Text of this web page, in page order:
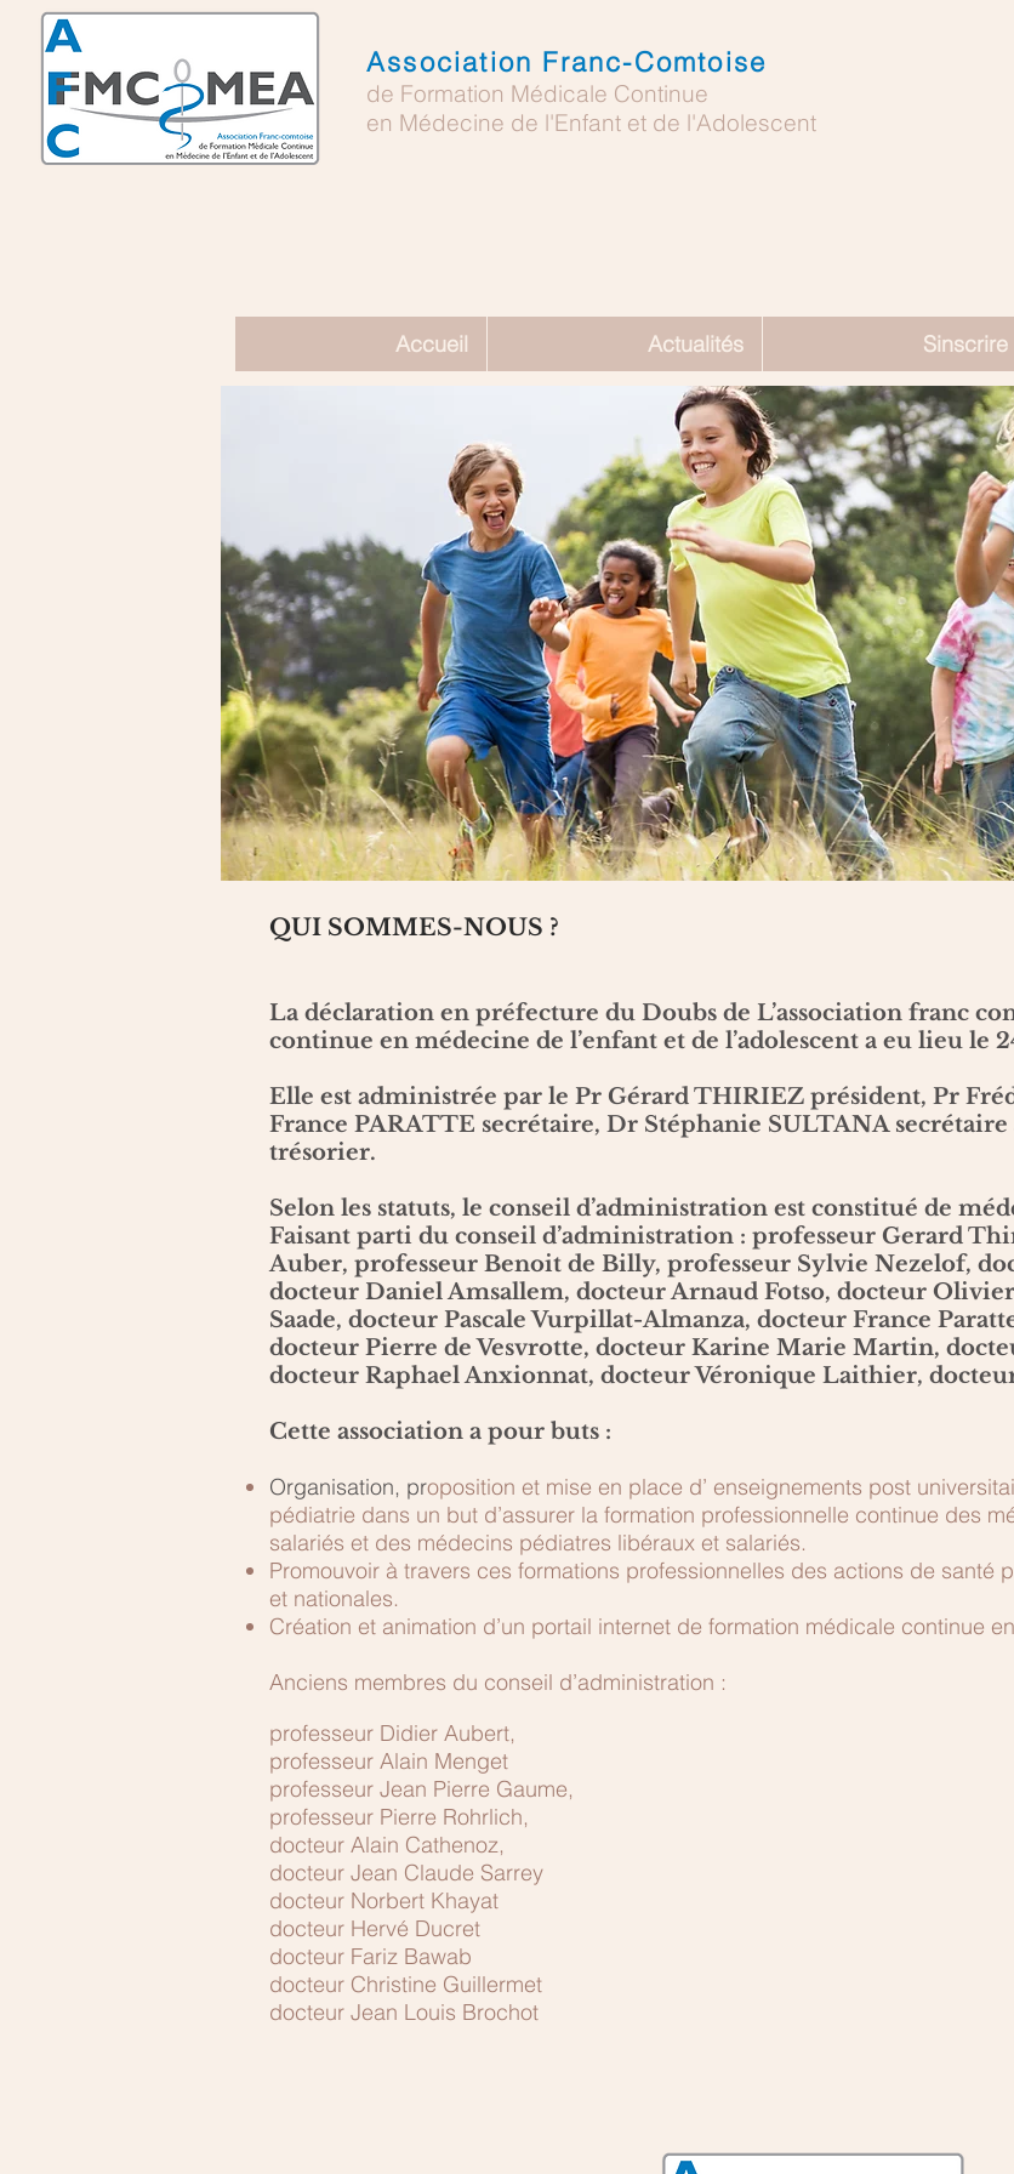
Association Franc-Comtoise
de Formation Médicale Continue
en Médecine de l'Enfant et de l'Adolescent
Accueil Actualités Sinscrire
QUI SOMMES-NOUS ?
La déclaration en préfecture du Doubs de L’association franc
continue en médecine de l’enfant et de l’adolescent a eu lieu le
Elle est administrée par le Pr Gérard THIRIEZ président, Pr
France PARATTE secrétaire, Dr Stéphanie SULTANA
trésorier.
Selon les statuts, le conseil d’administration est constitué de
Faisant parti du conseil d’administration : professeur Gerard
Auber, professeur Benoit de Billy, professeur Sylvie Nezelof,
docteur Daniel Amsallem, docteur Arnaud Fotso, docteur
Saade, docteur Pascale Vurpillat-Almanza, docteur France
docteur Pierre de Vesvrotte, docteur Karine Marie Martin,
docteur Raphael Anxionnat, docteur Véronique Laithier,
Cette association a pour buts :
Organisation, proposition et mise en place d’ enseignements post
pédiatrie dans un but d’assurer la formation professionnelle continue des
salariés et des médecins pédiatres libéraux et salariés.
Promouvoir à travers ces formations professionnelles des actions de santé
et nationales.
Création et animation d’un portail internet de formation médicale continue
Anciens membres du conseil d’administration :
professeur Didier Aubert,
professeur Alain Menget
professeur Jean Pierre Gaume,
professeur Pierre Rohrlich,
docteur Alain Cathenoz,
docteur Jean Claude Sarrey
docteur Norbert Khayat
docteur Hervé Ducret
docteur Fariz Bawab
docteur Christine Guillermet
docteur Jean Louis Brochot